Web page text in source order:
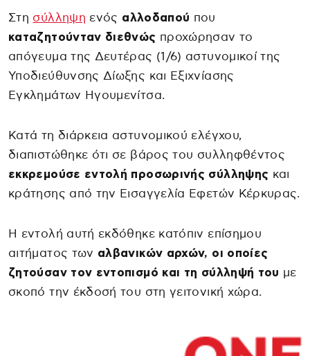
Στη σύλληψη ενός αλλοδαπού που
καταζητούνταν διεθνώς προχώρησαν το
απόγευμα της Δευτέρας (1/6) αστυνομικοί της
Υποδιεύθυνσης Δίωξης και Εξιχνίασης
Εγκλημάτων Ηγουμενίτσα.
Κατά τη διάρκεια αστυνομικού ελέγχου,
διαπιστώθηκε ότι σε βάρος του συλληφθέντος
εκκρεμούσε εντολή προσωρινής σύλληψης και
κράτησης από την Εισαγγελία Εφετών Κέρκυρας.
Η εντολή αυτή εκδόθηκε κατόπιν επίσημου
αιτήματος των αλβανικών αρχών, οι οποίες
ζητούσαν τον εντοπισμό και τη σύλληψή του με
σκοπό την έκδοσή του στη γειτονική χώρα.